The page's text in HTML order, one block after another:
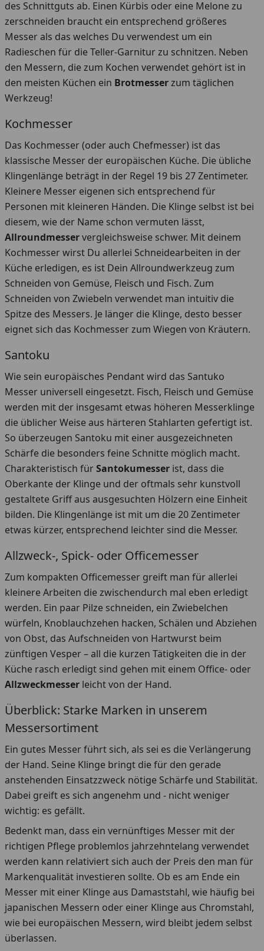
des Schnittguts ab. Einen Kürbis oder eine Melone zu
zerschneiden braucht ein entsprechend größeres
Messer als das welches Du verwendest um ein
Radieschen für die Teller-Garnitur zu schnitzen. Neben
den Messern, die zum Kochen verwendet gehört ist in
den meisten Küchen ein Brotmesserzum täglichen
Werkzeug!
Kochmesser
Das Kochmesser (oder auch Chefmesser) ist das
klassische Messer der europäischen Küche. Die übliche
Klingenlänge beträgt in der Regel 19 bis 27 Zentimeter.
Kleinere Messer eigenen sich entsprechend für
Personen mit kleineren Händen. Die Klinge selbst ist bei
diesem, wie der Name schon vermuten lässt,
Allroundmesservergleichsweise schwer. Mit deinem
Kochmesser wirst Du allerlei Schneidearbeiten in der
Küche erledigen, es ist Dein Allroundwerkzeug zum
Schneiden von Gemüse, Fleisch und Fisch. Zum
Schneiden von Zwiebeln verwendet man intuitiv die
Spitze des Messers. Je länger die Klinge, desto besser
eignet sich das Kochmesser zum Wiegen von Kräutern.
Santoku
Wie sein europäisches Pendant wird das Santuko
Messer universell eingesetzt. Fisch, Fleisch und Gemüse
werden mit der insgesamt etwas höheren Messerklinge
die üblicher Weise aus härteren Stahlarten gefertigt ist.
So überzeugen Santoku mit einer ausgezeichneten
Schärfe die besonders feine Schnitte möglich macht.
Charakteristisch fürSantokumesser ist, dass die
Oberkante der Klinge und der oftmals sehr kunstvoll
gestaltete Griff aus ausgesuchten Hölzern eine Einheit
bilden. Die Klingenlänge ist mit um die 20 Zentimeter
etwas kürzer, entsprechend leichter sind die Messer.
Allzweck-, Spick- oder Officemesser
Zum kompakten Officemesser greift man für allerlei
kleinere Arbeiten die zwischendurch mal eben erledigt
werden. Ein paar Pilze schneiden, ein Zwiebelchen
würfeln, Knoblauchzehen hacken, Schälen und Abziehen
von Obst, das Aufschneiden von Hartwurst beim
zünftigen Vesper – all die kurzen Tätigkeiten die in der
Küche rasch erledigt sind gehen mit einem Office- oder
Allzweckmesser leicht von der Hand.
Überblick: Starke Marken in unserem
Messersortiment
Ein gutes Messer führt sich, als sei es die Verlängerung
der Hand. Seine Klinge bringt die für den gerade
anstehenden Einsatzzweck nötige Schärfe und Stabilität.
Dabei greift es sich angenehm und - nicht weniger
wichtig: es gefällt.
Bedenkt man, dass ein vernünftiges Messer mit der
richtigen Pflege problemlos jahrzehntelang verwendet
werden kann relativiert sich auch der Preis den man für
Markenqualität investieren sollte. Ob es am Ende ein
Messer mit einer Klinge aus Damaststahl, wie häufig bei
japanischen Messern oder einer Klinge aus Chromstahl,
wie bei europäischen Messern, wird bleibt jedem selbst
überlassen.